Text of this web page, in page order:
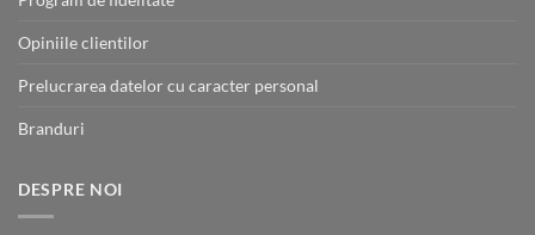
Opiniile clientilor
Prelucrarea datelor cu caracter personal
Branduri
DESPRE NOI